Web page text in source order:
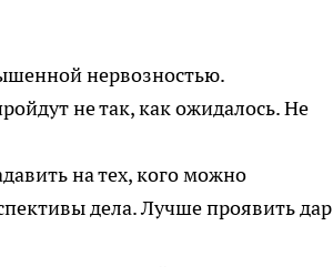
нервозностью.
не так, как ожидалось. Не
на тех, кого можно
дела. Лучше проявить дар